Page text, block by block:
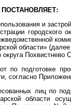
ПОСТАНОВЛЯЕТ:
и
области»
Похвистнево
по подготовке
согласно
лиц по
области